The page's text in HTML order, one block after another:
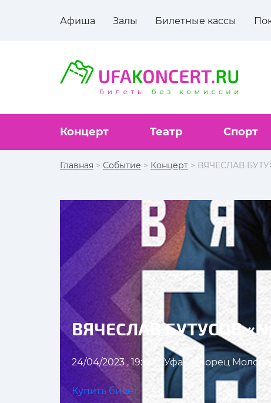
Афиша Залы Билетные кассы
Концерт Театр Спорт
Главная > Событие > Концерт > ВЯЧЕСЛАВ
ВЯЧЕСЛАВ БУТУСОВ
24/04/2023 , 19:00 Уфа Дворец
Купить билет